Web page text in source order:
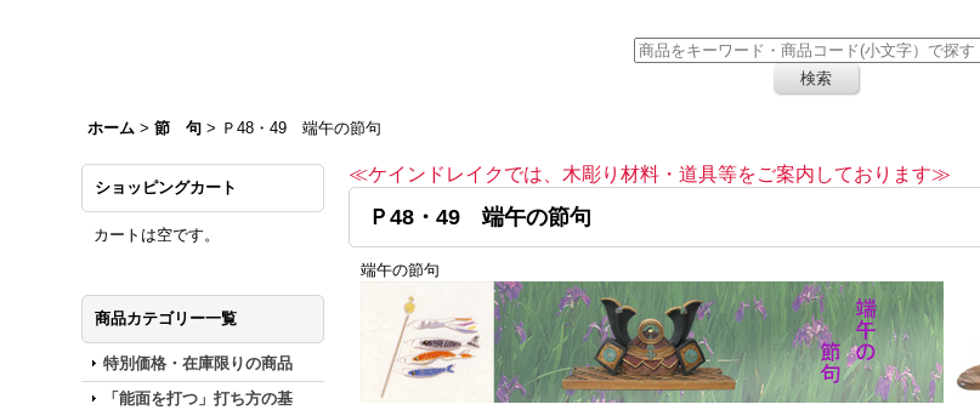
ホーム > 節 句 > Ｐ48・49 端午の節句
ショッピングカート
カートは空です。
商品カテゴリー一覧
特別価格・在庫限りの商品
「能面を打つ」打ち方の基
≪ケインドレイクでは、木彫り材料・道具等をご案内しております≫
Ｐ48・49 端午の節句
端午の節句